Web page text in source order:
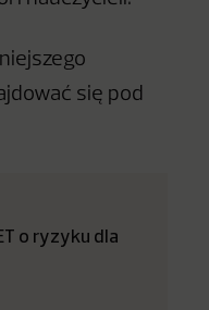
się pod
o ryzyku dla